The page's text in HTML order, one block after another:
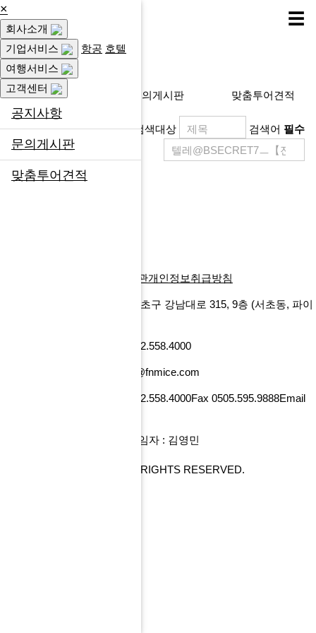
×
회사소개
기업서비스
항공 호텔
여행서비스
고객센터
공지사항
문의게시판
맞춤투어견적
☰
고객센터
공지사항 문의게시판 맞춤투어견적
검색대상 검색어 필수
제목
등록일
이용약관개인정보취급방침
서울특별시 서초구 강남대로 315, 9층 (서초동, 파이
Tel 02.558.4000
Email tour@fnmice.com
Tel 02.558.4000Fax 0505.595.9888Email
개인정보관리 책임자 : 김영민
COPYRIGHT© FNMICE. ALL RIGHTS RESERVED.